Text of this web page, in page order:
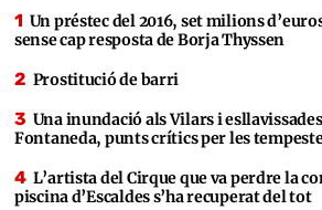
Un préstec del 2016, set milions
sense cap resposta de Borja Thyssen
Prostitució de barri
Una inundació als Vilars i
Fontaneda, punts crítics per les
L’artista del Cirque que va perdre la
piscina d’Escaldes s’ha recuperat del tot